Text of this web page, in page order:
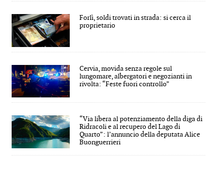
Forlì, soldi trovati in strada: si cerca il
proprietario
Cervia, movida senza regole sul
lungomare, albergatori e negozianti in
rivolta: “Feste fuori controllo”
“Via libera al potenziamento della diga di
Ridracoli e al recupero del Lago di
Quarto”: l’annuncio della deputata Alice
Buonguerrieri